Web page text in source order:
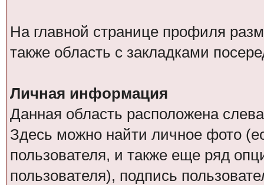
На главной странице профиля
также область с закладками
Личная информация
Данная область расположена
Здесь можно найти личное фото
пользователя, и также еще ряд
пользователя), подпись